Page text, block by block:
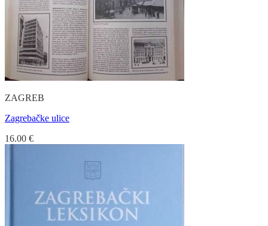
ZAGREB
Zagrebačke ulice
16.00 €